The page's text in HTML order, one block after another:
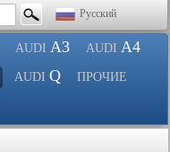
Русский
AUDI A3 AUDI A4
AUDI Q ПРОЧИЕ